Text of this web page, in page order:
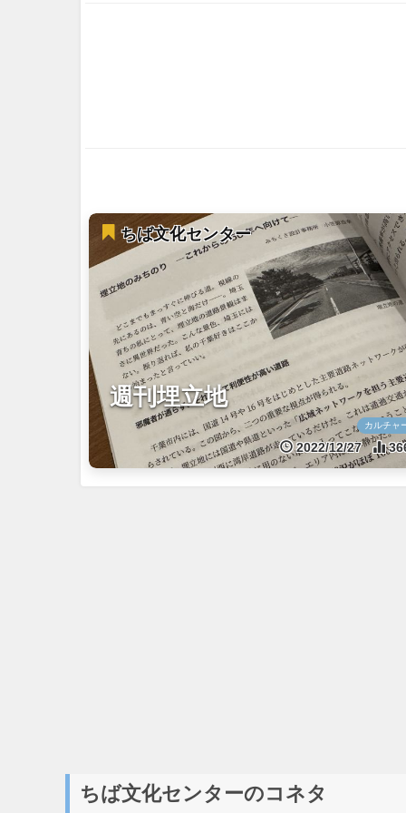
ちば文化センター
週刊埋立地
カルチャ
2022/12/27
ちば文化センターのコネタ